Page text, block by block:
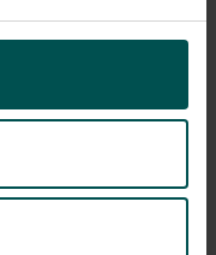
for all —